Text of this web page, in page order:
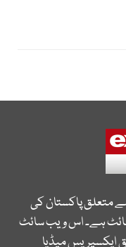
متعلق پاکستان کی
ہے۔ اس ویب سائٹ
ایکسپریس میڈیا